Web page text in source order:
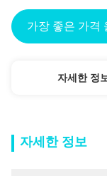
가장 좋은 가격
자세한 정
자세한 정보